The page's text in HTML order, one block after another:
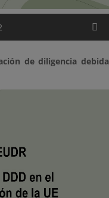
de diligencia debida